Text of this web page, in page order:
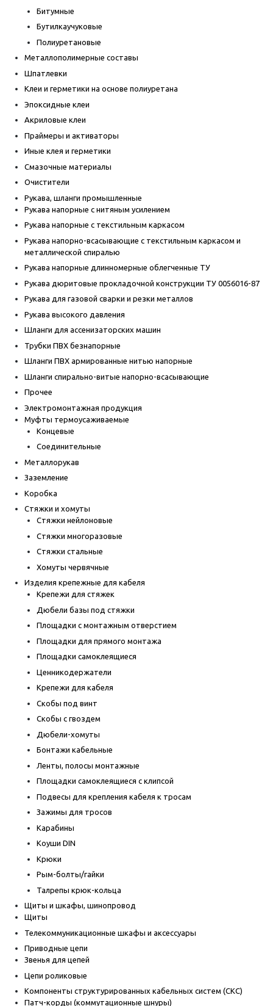
Битумные
Бутилкаучуковые
Полиуретановые
Металлополимерные составы
Шпатлевки
Клеи и герметики на основе полиуретана
Эпоксидные клеи
Акриловые клеи
Праймеры и активаторы
Иные клея и герметики
Смазочные материалы
Очистители
Рукава, шланги промышленные
Рукава напорные с нитяным усилением
Рукава напорные с текстильным каркасом
Рукава напорно-всасывающие с текстильным каркасом и
металлической спиралью
Рукава напорные длинномерные облегченные ТУ
Рукава дюритовые прокладочной конструкции ТУ 0056016-87
Рукава для газовой сварки и резки металлов
Рукава высокого давления
Шланги для ассенизаторских машин
Трубки ПВХ безнапорные
Шланги ПВХ армированные нитью напорные
Шланги спирально-витые напорно-всасывающие
Прочее
Электромонтажная продукция
Муфты термоусаживаемые
Концевые
Соединительные
Металлорукав
Заземление
Коробка
Стяжки и хомуты
Стяжки нейлоновые
Стяжки многоразовые
Стяжки стальные
Хомуты червячные
Изделия крепежные для кабеля
Крепежи для стяжек
Дюбели базы под стяжки
Площадки с монтажным отверстием
Площадки для прямого монтажа
Площадки самоклеящиеся
Ценникодержатели
Крепежи для кабеля
Скобы под винт
Скобы с гвоздем
Дюбели-хомуты
Бонтажи кабельные
Ленты, полосы монтажные
Площадки самоклеящиеся с клипсой
Подвесы для крепления кабеля к тросам
Зажимы для тросов
Карабины
Коуши DIN
Крюки
Рым-болты/гайки
Талрепы крюк-кольца
Щиты и шкафы, шинопровод
Щиты
Телекоммуникационные шкафы и аксессуары
Приводные цепи
Звенья для цепей
Цепи роликовые
Компоненты структурированных кабельных систем (СКС)
Патч-корды (коммутационные шнуры)